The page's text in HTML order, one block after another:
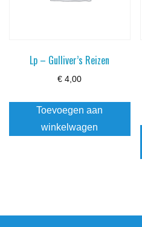
Lp – Gulliver’s Reizen
€ 4,00
Toevoegen aan
winkelwagen